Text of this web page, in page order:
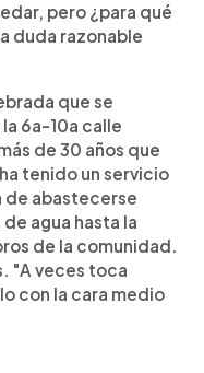
pero ¿para qué
duda razonable
que se
6a-10a calle
de 30 años que
tenido un servicio
de abastecerse
agua hasta la
de la comunidad.
"A veces toca
con la cara medio